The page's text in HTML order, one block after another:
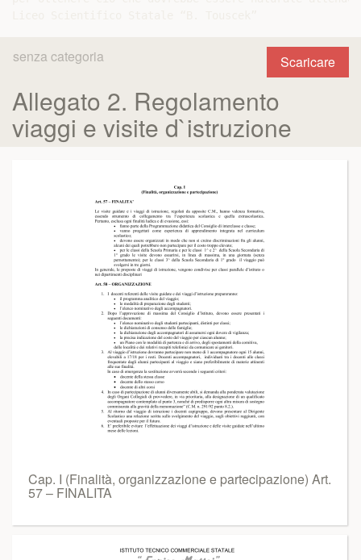
Scaricare
senza categoria
Allegato 2. Regolamento
viaggi e visite d`istruzione
Cap. I (Finalità, organizzazione e partecipazione) Art.
57 – FINALITA